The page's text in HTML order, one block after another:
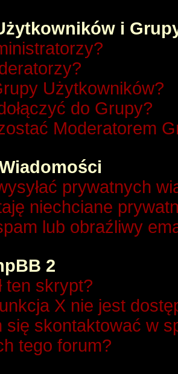
i
Użytkowników?
do Grupy?
Moderatorem
prywatnych
niechciane
lub obraźliwy
2
ten skrypt?
X nie jest
się skontaktować w
tego forum?